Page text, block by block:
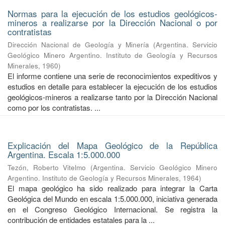
Normas para la ejecución de los estudios geológicos-
mineros a realizarse por la Dirección Nacional o por
contratistas
Dirección Nacional de Geología y Minería (Argentina. Servicio
Geológico Minero Argentino. Instituto de Geología y Recursos
Minerales, 1960)
El informe contiene una serie de reconocimientos expeditivos y
estudios en detalle para establecer la ejecución de los estudios
geológicos-mineros a realizarse tanto por la Dirección Nacional
como por los contratistas. ...
Explicación del Mapa Geológico de la República
Argentina. Escala 1:5.000.000
Tezón, Roberto Vitelmo (Argentina. Servicio Geológico Minero
Argentino. Instituto de Geología y Recursos Minerales, 1964)
El mapa geológico ha sido realizado para integrar la Carta
Geológica del Mundo en escala 1:5.000.000, iniciativa generada
en el Congreso Geológico Internacional. Se registra la
contribución de entidades estatales para la ...